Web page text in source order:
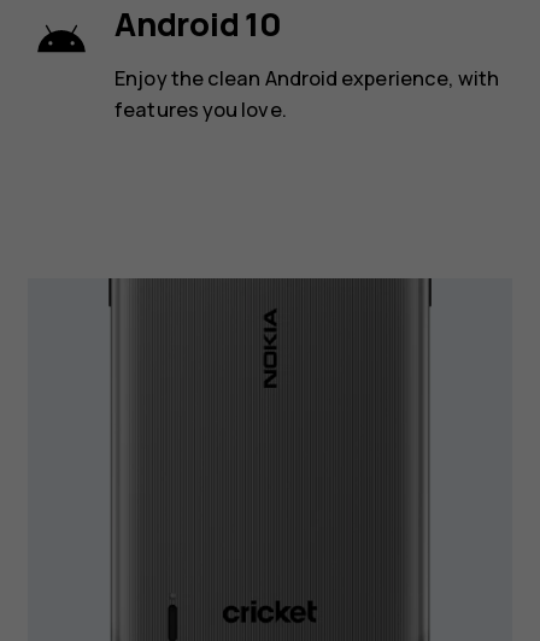
Android 10
Enjoy the clean Android experience, with
features you love.